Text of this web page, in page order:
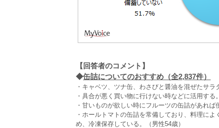
【回答者のコメント】
◆缶詰についてのおすすめ（全2,837件）
・キャベツ、ツナ缶、わさびと醤油を混ぜたサラ
・具合が悪く買い物に行けない時などに活用する
・甘いものが欲しい時にフルーツの缶詰があれ
・ホールトマトの缶詰を常備しており、料理に
め、冷凍保存している。（男性54歳）